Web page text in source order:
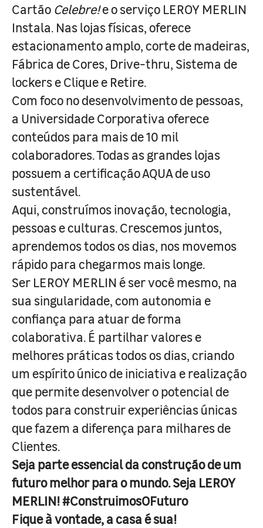
Cartão Celebre!e o serviço LEROY MERLIN
Instala. Nas lojas físicas, oferece
estacionamento amplo, corte de madeiras,
Fábrica de Cores, Drive-thru, Sistema de
lockers e Clique e Retire.
Com foco no desenvolvimento de pessoas,
a Universidade Corporativa oferece
conteúdos para mais de 10 mil
colaboradores. Todas as grandes lojas
possuem a certificação AQUA de uso
sustentável.
Aqui, construímos inovação, tecnologia,
pessoas e culturas. Crescemos juntos,
aprendemos todos os dias, nos movemos
rápido para chegarmos mais longe.
Ser LEROY MERLIN é ser você mesmo, na
sua singularidade, com autonomia e
confiança para atuar de forma
colaborativa. É partilhar valores e
melhores práticas todos os dias, criando
um espírito único de iniciativa e realização
que permite desenvolver o potencial de
todos para construir experiências únicas
que fazem a diferença para milhares de
Clientes.
Seja parte essencial da construção de um
futuro melhor para o mundo. Seja LEROY
MERLIN! #ConstruimosOFuturo
Fique à vontade, a casa é sua!